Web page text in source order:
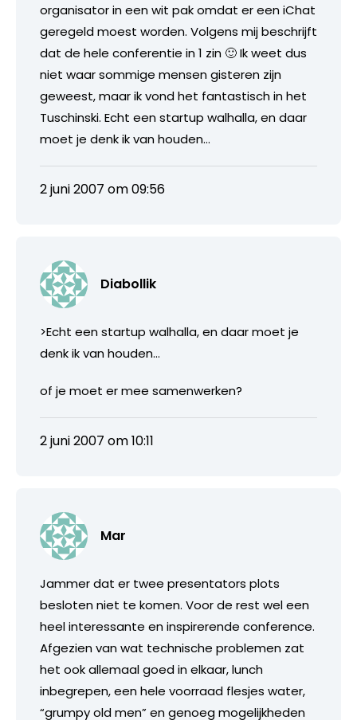
organisator in een wit pak omdat er een iChat
geregeld moest worden. Volgens mij beschrijft
dat de hele conferentie in 1 zin 🙂 Ik weet dus
niet waar sommige mensen gisteren zijn
geweest, maar ik vond het fantastisch in het
Tuschinski. Echt een startup walhalla, en daar
moet je denk ik van houden…
2 juni 2007 om 09:56
Diabollik
>Echt een startup walhalla, en daar moet je
denk ik van houden…
of je moet er mee samenwerken?
2 juni 2007 om 10:11
Mar
Jammer dat er twee presentators plots
besloten niet te komen. Voor de rest wel een
heel interessante en inspirerende conference.
Afgezien van wat technische problemen zat
het ook allemaal goed in elkaar, lunch
inbegrepen, een hele voorraad flesjes water,
“grumpy old men” en genoeg mogelijkheden